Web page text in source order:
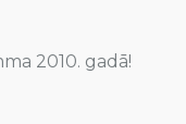
2010. gadā!